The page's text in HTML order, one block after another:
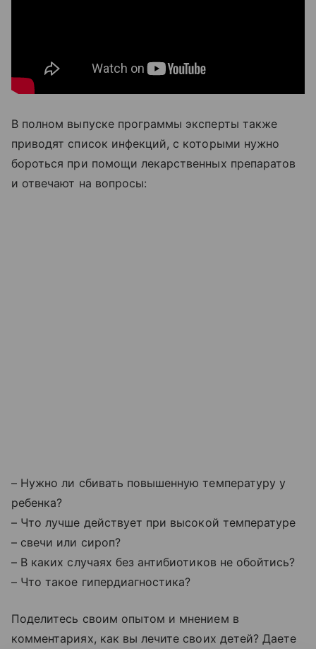
В полном выпуске программы эксперты также
приводят список инфекций, с которыми нужно
бороться при помощи лекарственных препаратов
и отвечают на вопросы:
– Нужно ли сбивать повышенную температуру у
ребенка?
– Что лучше действует при высокой температуре
– свечи или сироп?
– В каких случаях без антибиотиков не обойтись?
– Что такое гипердиагностика?
Поделитесь своим опытом и мнением в
комментариях, как вы лечите своих детей? Даете